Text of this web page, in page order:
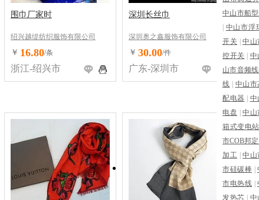
围巾厂家时
绍兴越缇纺织服饰有限公司
￥ 16.80/条
浙江-绍兴市
深圳长丝巾
深圳奥之鑫服饰有限公司
￥ 30.00/件
广东-深圳市
中山市船
中山市浮
开关
中山
控开关
中
山市音频
线
中山
配电器
中
电盘
中山
箱式变电站
市COB邦
加工
中山
市硅碳棒
市电热线
发热芯
中